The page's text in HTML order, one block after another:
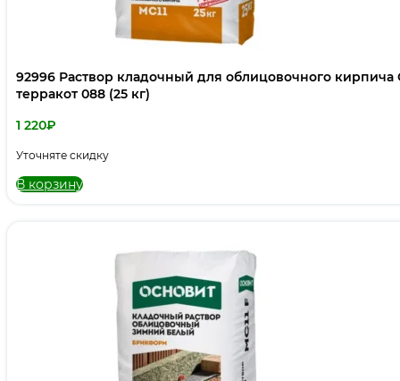
92996 Раствор кладочный для облицовочного
терракот 088 (25 кг)
1 220₽
Уточняте скидку
В корзину